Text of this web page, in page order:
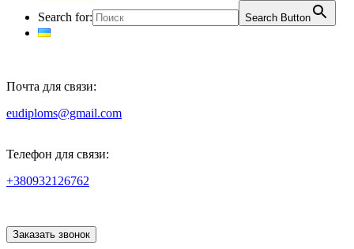
Search for:
Search Button
Почта для связи:
eudiploms@gmail.com
Телефон для связи:
+380932126762
Заказать звонок